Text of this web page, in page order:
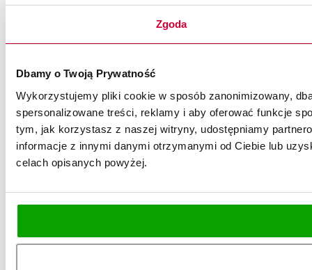
Zgoda
Dbamy o Twoją Prywatność
Wykorzystujemy pliki cookie w sposób zanonimizowany,
spersonalizowane treści, reklamy i aby oferować funkcje
tym, jak korzystasz z naszej witryny, udostępniamy
informacje z innymi danymi otrzymanymi od Ciebie lub
celach opisanych powyżej.